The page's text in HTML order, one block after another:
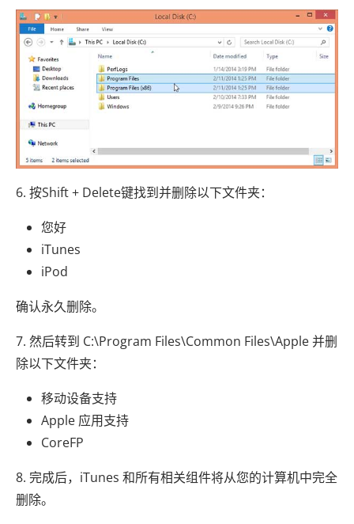
6. 按Shift + Delete键找到并删除以下文件夹：
您好
iTunes
iPod
确认永久删除。
7. 然后转到 C:\Program Files\Common Files\Apple 并删
除以下文件夹：
移动设备支持
Apple 应用支持
CoreFP
8. 完成后，iTunes 和所有相关组件将从您的计算机中完全
删除。